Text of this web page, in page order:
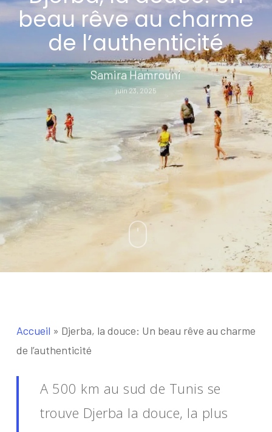
beau rêve au charme
de l’authenticité
Samira Hamrouni
juin 23, 2025
Accueil » Djerba, la douce: Un beau rêve au charme
de l’authenticité
A 500 km au sud de Tunis se
trouve Djerba la douce, la plus